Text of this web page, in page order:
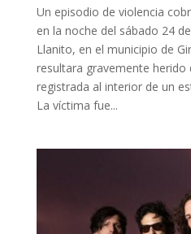
Un episodio de violencia
en la noche del sábado 24
Llanito, en el municipio de
resultara gravemente herido
registrada al interior de un
La víctima fue...